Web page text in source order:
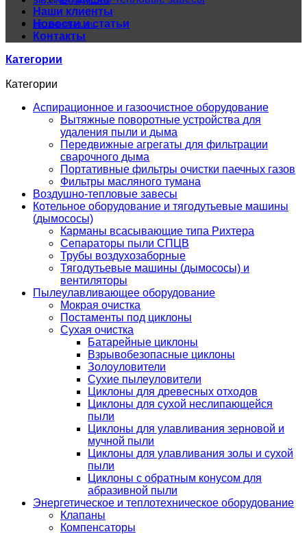
SIB.LINE@MAIL.RU
Наши клиенты
Новости и статьи
Контакты
Категории
Категории
Аспирационное и газоочистное оборудование
Вытяжные поворотные устройства для
удаления пыли и дыма
Передвижные агрегаты для фильтрации
сварочного дыма
Портативные фильтры очистки паечных газов
Фильтры масляного тумана
Воздушно-тепловые завесы
Котельное оборудование и тягодутьевые машины
(дымососы)
Карманы всасывающие типа Рихтера
Сепараторы пыли СПЦВ
Трубы воздухозаборные
Тягодутьевые машины (дымососы) и
вентиляторы
Пылеулавливающее оборудование
Мокрая очистка
Постаменты под циклоны
Сухая очистка
Батарейные циклоны
Взрывобезопасные циклоны
Золоуловители
Сухие пылеуловители
Циклоны для древесных отходов
Циклоны для сухой неслипающейся
пыли
Циклоны для улавливания зерновой и
мучной пыли
Циклоны для улавливания золы и сухой
пыли
Циклоны с обратным конусом для
абразивной пыли
Энергетическое и теплотехническое оборудование
Клапаны
Компенсаторы